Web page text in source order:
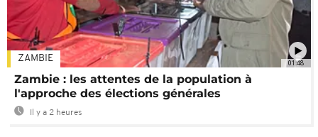
01:48
ZAMBIE
Zambie : les attentes de la population à
l'approche des élections générales
Il y a 2 heures